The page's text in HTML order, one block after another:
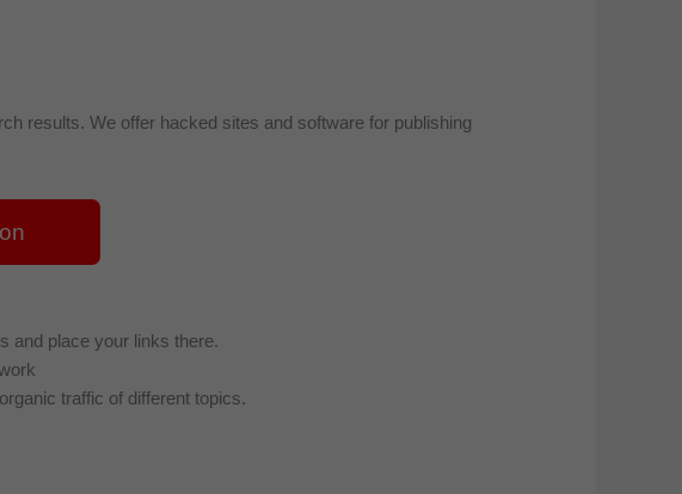
results. We offer hacked sites and software for publishing
and place your links there.
traffic of different topics.